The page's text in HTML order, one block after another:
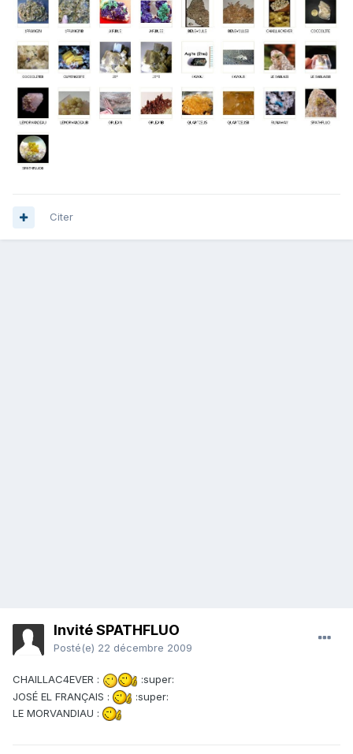
Citer
Invité SPATHFLUO
Posté(e) 22 décembre 2009
CHAILLAC4EVER :
:super:
JOSÉ EL FRANÇAIS :
:super:
LE MORVANDIAU :